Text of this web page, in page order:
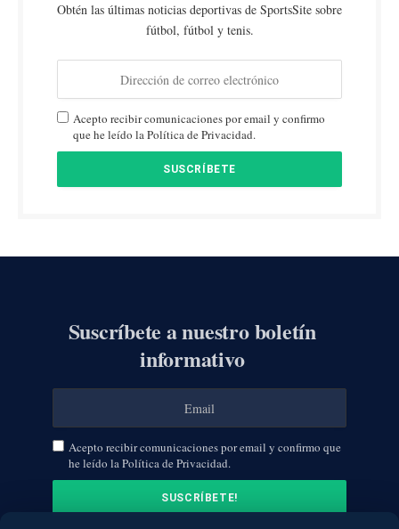
Obtén las últimas noticias deportivas de SportsSite sobre
fútbol, fútbol y tenis.
Acepto recibir comunicaciones por email y confirmo
que he leído la Política de Privacidad.
Suscríbete a nuestro boletín
informativo
Acepto recibir comunicaciones por email y confirmo que
he leído la Política de Privacidad.